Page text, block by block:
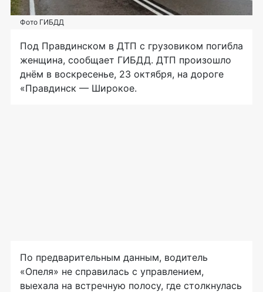
Фото ГИБДД
Под Правдинском в ДТП с грузовиком погибла
женщина, сообщает ГИБДД. ДТП произошло
днём в воскресенье, 23 октября, на дороге
«Правдинск — Широкое.
По предварительным данным, водитель
«Опеля» не справилась с управлением,
выехала на встречную полосу, где столкнулась